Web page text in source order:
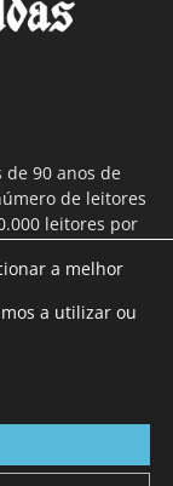
de 90 anos de
de leitores
leitores por
a melhor
a utilizar ou